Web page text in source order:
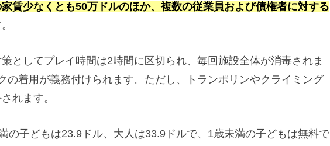
賃少なくとも50万ドルのほか、複数の従業員および債権者に対する
としてプレイ時間は2時間に区切られ、毎回施設全体が消毒されま
の着用が義務付けられます。ただし、トランポリンやクライミング
れます。
の子どもは23.9ドル、大人は33.9ドルで、1歳未満の子どもは無料で